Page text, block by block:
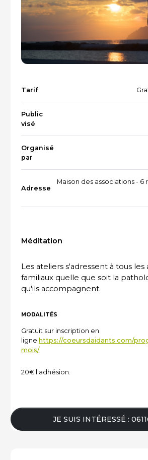
QUI SOMMES-NOUS ?
L'équipe
Le Comité des parties prenantes
Les partenaires
Les évènements
RESSOURCES
Recherche par mots-clés
Tarif
Public
visé
Organisé
par
Adresse
Maison des associations - 6
Méditation
Les ateliers s'adressent à tous les
familiaux quelle que soit la
qu'ils accompagnent.
MODALITÉS
Gratuit sur inscription en
ligne https://coeursdaidants.com/
mois/
20€ l'adhésion.
JE SUIS INTÉRESSÉ :